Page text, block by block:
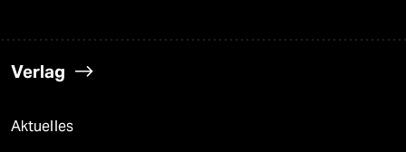
Verlag
Aktuelles